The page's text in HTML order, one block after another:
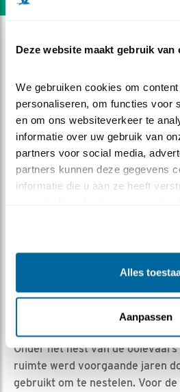
Deze website maakt gebruik van
We gebruiken cookies om
personaliseren, om functies voor
en om ons websiteverkeer te
informatie over uw gebruik van
partners voor social media,
partners kunnen deze gegevens
informatie die u aan ze heeft
Alles
Aanpassen
Onderhuurders
Bewaar dit filmpje
Onder het nest van de
ruimte werd voorgaande jaren
gebruikt om te nestelen. Voor